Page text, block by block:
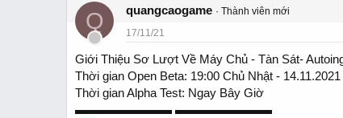
r
a
d
s
t
a
r
a
d
a
t
e
ợ
e
m
Q quangcaogame
Thành viên mới
17/11/21
Giới Thiệu Sơ Lượt Về Máy Chủ - Tàn Sát-
Thời gian Open Beta: 19:00 Chủ Nhật - 14.11.2021
Thời gian Alpha Test: Ngay Bây Giờ
▬▬▬▬▬▬▬▬ ▬▬▬▬▬▬▬▬